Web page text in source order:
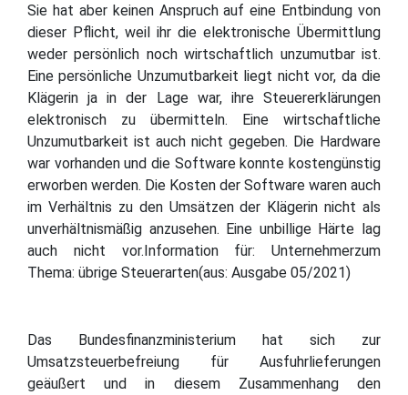
Sie hat aber keinen Anspruch auf eine Entbindung von
dieser Pflicht, weil ihr die elektronische Übermittlung
weder persönlich noch wirtschaftlich unzumutbar ist.
Eine persönliche Unzumutbarkeit liegt nicht vor, da die
Klägerin ja in der Lage war, ihre Steuererklärungen
elektronisch zu übermitteln. Eine wirtschaftliche
Unzumutbarkeit ist auch nicht gegeben. Die Hardware
war vorhanden und die Software konnte kostengünstig
erworben werden. Die Kosten der Software waren auch
im Verhältnis zu den Umsätzen der Klägerin nicht als
unverhältnismäßig anzusehen. Eine unbillige Härte lag
auch nicht vor.Information für: Unternehmerzum
Thema: übrige Steuerarten(aus: Ausgabe 05/2021)
Das Bundesfinanzministerium hat sich zur
Umsatzsteuerbefreiung für Ausfuhrlieferungen
geäußert und in diesem Zusammenhang den